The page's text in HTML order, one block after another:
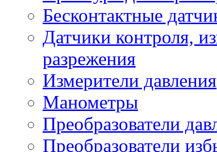
Бесконтактные
Датчики контроля,
разрежения
Измерители давления
Манометры
Преобразователи
Преобразователи